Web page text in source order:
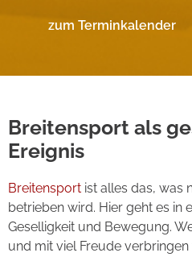
zum Terminkalender
Breitensport als
Ereignis
Breitensport ist alles das, was
betrieben wird. Hier geht es in
Geselligkeit und Bewegung.
und mit viel Freude